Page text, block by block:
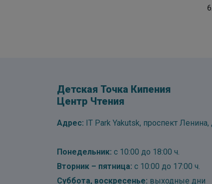
Детская Точка Кипения
Центр Чтения
Адрес: IT Park Yakutsk, проспект Ленина,
Понедельник: с 10:00 до 18:00 ч.
Вторник – пятница: с 10:00 до 17:00 ч.
Суббота, воскресенье: выходные дни